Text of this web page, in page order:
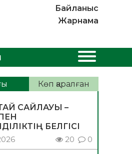
Байланыс
Жарнама
Көп қаралған
САЙЛАУЫ –
БЕЛГІСІ
20 0